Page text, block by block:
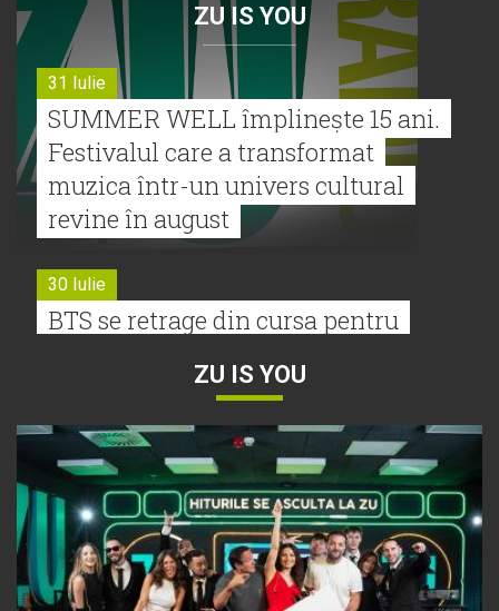
ZU IS YOU
31 Iulie
SUMMER WELL împlinește 15 ani.
Festivalul care a transformat
muzica într-un univers cultural
revine în august
30 Iulie
BTS se retrage din cursa pentru
Tyla a lansat un nou album:
„A*Pop”
30 Iulie
Alexia lansează videoclipul oficial
ZU IS YOU